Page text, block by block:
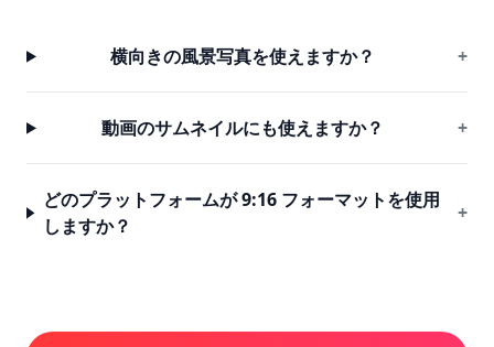
横向きの風景写真を使えますか？ +
動画のサムネイルにも使えますか？ +
どのプラットフォームが 9:16 フォーマットを使用
しますか？
+